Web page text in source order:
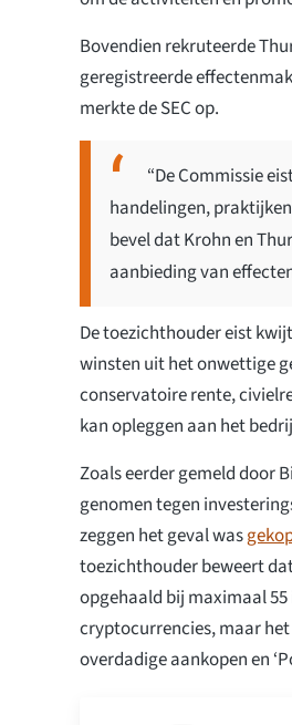
Bovendien rekruteerde
geregistreerde
merkte de SEC op.
“De Commissie
handelingen,
bevel dat Krohn en
aanbieding van
De toezichthouder eist
winsten uit het onwettige
conservatoire rente,
kan opleggen aan het
Zoals eerder gemeld door
genomen tegen
zeggen het geval was
toezichthouder beweert
opgehaald bij maximaal
cryptocurrencies, maar
overdadige aankopen en